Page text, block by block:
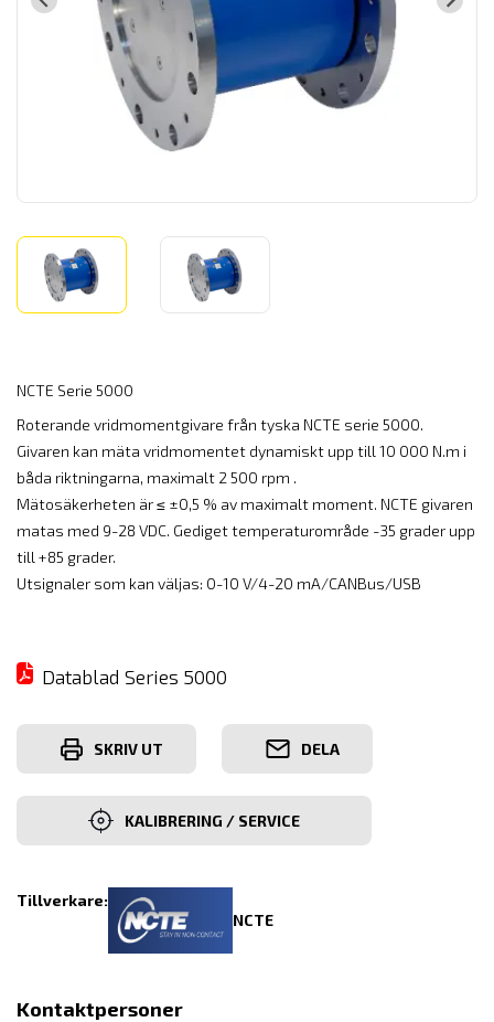
NCTE Serie 5000
Roterande vridmomentgivare från tyska NCTE serie 5000.
Givaren kan mäta vridmomentet dynamiskt upp till 10 000 N.m i
båda riktningarna, maximalt 2 500 rpm .
Mätosäkerheten är ≤ ±0,5 % av maximalt moment. NCTE givaren
matas med 9-28 VDC. Gediget temperaturområde -35 grader upp
till +85 grader.
Utsignaler som kan väljas: 0-10 V/4-20 mA/CANBus/USB
Datablad Series 5000
SKRIV UT DELA
KALIBRERING / SERVICE
Tillverkare:
NCTE
Kontaktpersoner